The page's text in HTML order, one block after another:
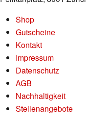
Shop
Gutscheine
Kontakt
Impressum
Datenschutz
AGB
Nachhaltigkeit
Stellenangebote